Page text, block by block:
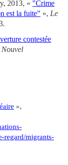
2013, « "Crime
est la fuite" », Le
contestée
Nouvel
»,
regard/migrants-